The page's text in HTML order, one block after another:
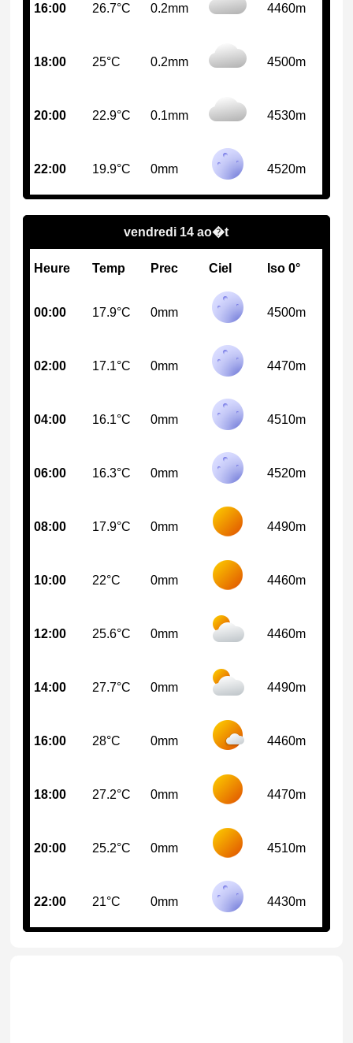
16:00 26.7°C 0.2mm 4460m
18:00 25°C 0.2mm 4500m
20:00 22.9°C 0.1mm 4530m
22:00 19.9°C 0mm 4520m
vendredi 14 ao�t
Heure Temp Prec Ciel Iso 0°
00:00 17.9°C 0mm 4500m
02:00 17.1°C 0mm 4470m
04:00 16.1°C 0mm 4510m
06:00 16.3°C 0mm 4520m
08:00 17.9°C 0mm 4490m
10:00 22°C 0mm 4460m
12:00 25.6°C 0mm 4460m
14:00 27.7°C 0mm 4490m
16:00 28°C 0mm 4460m
18:00 27.2°C 0mm 4470m
20:00 25.2°C 0mm 4510m
22:00 21°C 0mm 4430m